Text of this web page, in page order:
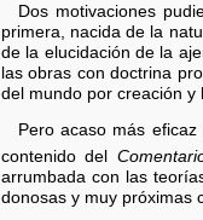
Dos motivaciones
primera, nacida de la
de la elucidación de la
las obras con doctrina
del mundo por creación y
Pero acaso más
contenido del
arrumbada con las
donosas y muy próximas